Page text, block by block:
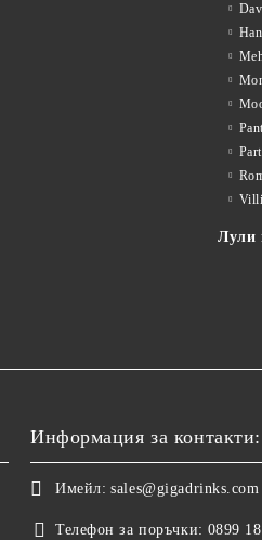
Лули
Информация за контакти:
Имейл: sales@gigadrinks.com
Телефон за поръчки: 0899